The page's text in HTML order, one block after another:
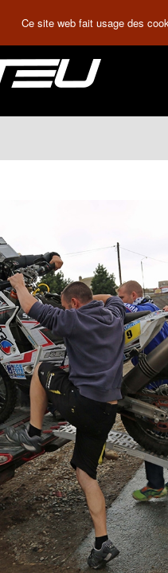
Ce site web fait usage des